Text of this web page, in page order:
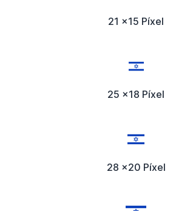
21 x15 Píxel
25 x18 Píxel
28 x20 Píxel